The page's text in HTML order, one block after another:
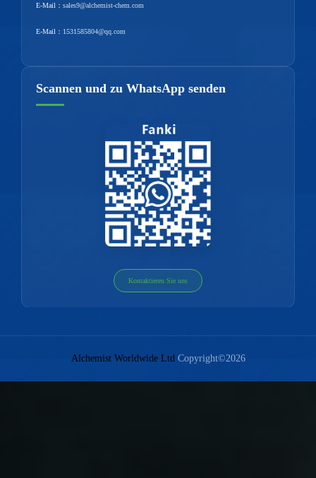
E-Mail： sales9@alchemist-chem.com
E-Mail： 1531585804@qq.com
Scannen und zu WhatsApp senden
Kontaktieren Sie uns
Alchemist Worldwide LtdCopyright©2026